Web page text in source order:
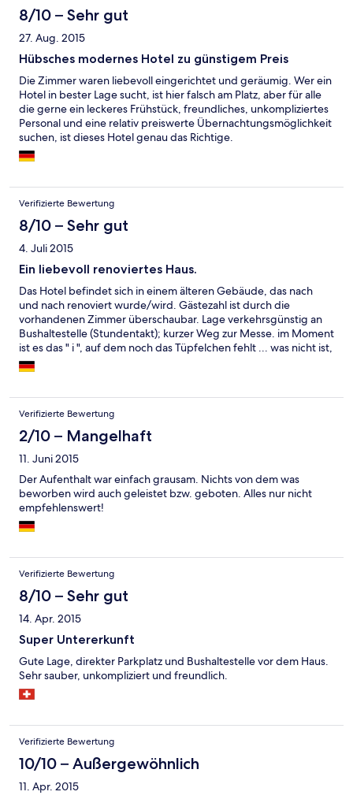
Dank!!!!
8/10 – Sehr gut
27. Aug. 2015
Hübsches modernes Hotel zu günstigem Preis
Die Zimmer waren liebevoll eingerichtet und geräumig. Wer ein
Hotel in bester Lage sucht, ist hier falsch am Platz, aber für alle
die gerne ein leckeres Frühstück, freundliches, unkompliziertes
Personal und eine relativ preiswerte Übernachtungsmöglichkeit
suchen, ist dieses Hotel genau das Richtige.
Verifizierte Bewertung
8/10 – Sehr gut
4. Juli 2015
Ein liebevoll renoviertes Haus.
Das Hotel befindet sich in einem älteren Gebäude, das nach
und nach renoviert wurde/wird. Gästezahl ist durch die
vorhandenen Zimmer überschaubar. Lage verkehrsgünstig an
Bushaltestelle (Stundentakt); kurzer Weg zur Messe. im Moment
ist es das " i ", auf dem noch das Tüpfelchen fehlt ... was nicht ist,
kann aber noch werden. Auf jeden Fall: in dieser Form
empfehlenswert - in einigen Punkten weiter ausbaufähig.
Verifizierte Bewertung
2/10 – Mangelhaft
11. Juni 2015
Der Aufenthalt war einfach grausam. Nichts von dem was
beworben wird auch geleistet bzw. geboten. Alles nur nicht
empfehlenswert!
Verifizierte Bewertung
8/10 – Sehr gut
14. Apr. 2015
Super Untererkunft
Gute Lage, direkter Parkplatz und Bushaltestelle vor dem Haus.
Sehr sauber, unkompliziert und freundlich.
Verifizierte Bewertung
10/10 – Außergewöhnlich
11. Apr. 2015